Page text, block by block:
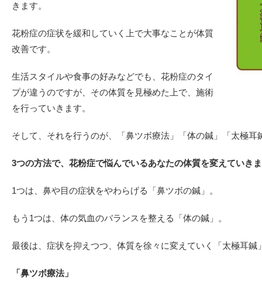
きます。
花粉症の症状を緩和していく上で大事なことが体質
改善です。
生活スタイルや食事の好みなどでも、花粉症のタイ
プが違うのですが、その体質を見極めた上で、施術
を行っていきます。
そして、それを行うのが、「鼻ツボ療法」「体の鍼」「太極耳
3つの方法で、花粉症で悩んでいるあなたの体質を変えていき
1つは、鼻や目の症状をやわらげる「鼻ツボの鍼」。
もう1つは、体の気血のバランスを整える「体の鍼」。
最後は、症状を抑えつつ、体質を徐々に変えていく「太極耳鍼
「鼻ツボ療法」